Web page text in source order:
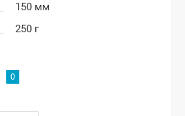
150 мм
250 г